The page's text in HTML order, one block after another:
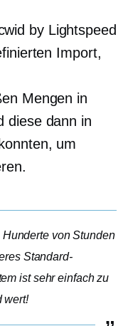
by Lightspeed
Import,
Mengen in
diese dann in
um
von Stunden
Standard-
ist sehr einfach zu
wert!